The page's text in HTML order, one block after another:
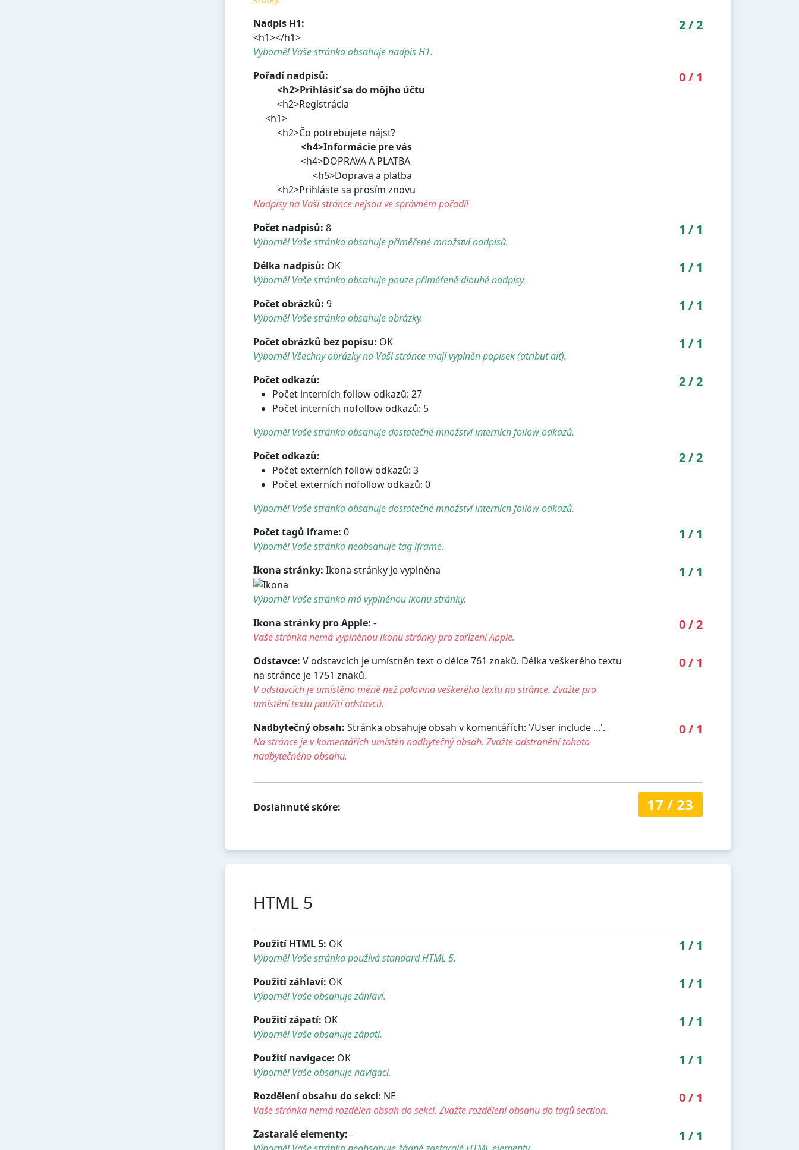
Nadpis H1:
<h1></h1>
Výborně! Vaše stránka obsahuje nadpis H1.
2/2
Pořadí nadpisů:
<h2>Prihlásiť sa do môjho účtu
<h2>Registrácia
<h1>
<h2>Čo potrebujete nájsť?
<h4>Informácie pre vás
<h4>DOPRAVA A PLATBA
<h5>Doprava a platba
<h2>Prihláste sa prosím znovu
Nadpisy na Vaši stránce nejsou ve správném pořadí!
0/ 1
Počet nadpisů: 8
Výborně! Vaše stránka obsahuje přiměřené množství nadpisů.
1 / 1
Délka nadpisů: OK
Výborně! Vaše stránka obsahuje pouze přiměřeně dlouhé nadpisy.
1 / 1
Počet obrázků: 9
Výborně! Vaše stránka obsahuje obrázky.
1 / 1
Počet obrázků bez popisu: OK
Výborně! Všechny obrázky na Vaši stránce mají vyplněn popisek (atribut alt).
1 / 1
Počet odkazů:
Počet interních follow odkazů: 27
Počet interních nofollow odkazů: 5
Výborně! Vaše stránka obsahuje dostatečné množství interních follow odkazů.
2/2
Počet odkazů:
Počet externích follow odkazů: 3
Počet externích nofollow odkazů: 0
Výborně! Vaše stránka obsahuje dostatečné množství interních follow odkazů.
2/2
Počet tagů iframe: 0
Výborně! Vaše stránka neobsahuje tag iframe.
1 / 1
Ikona stránky: Ikona stránky je vyplněna
Výborně! Vaše stránka má vyplněnou ikonu stránky.
1 / 1
Ikona stránky pro Apple: -
Vaše stránka nemá vyplněnou ikonu stránky pro zařízení Apple.
0/2
Odstavce: V odstavcích je umístněn text o délce 761 znaků. Délka veškerého textu
na stránce je 1751 znaků.
V odstavcích je umístěno méně než polovina veškerého textu na stránce. Zvažte pro
umístění textu použití odstavců.
0/ 1
Nadbytečný obsah: Stránka obsahuje obsah v komentářích: '/User include ...'.
Na stránce je v komentářích umístěn nadbytečný obsah. Zvažte odstranění tohoto
nadbytečného obsahu.
0/ 1
Dosiahnuté skóre: 17 / 23
HTML 5
Použití HTML 5: OK
Výborně! Vaše stránka používá standard HTML 5.
1 / 1
Použití záhlaví: OK
Výborně! Vaše obsahuje záhlaví.
1 / 1
Použití zápatí: OK
Výborně! Vaše obsahuje zápatí.
1 / 1
Použití navigace: OK
Výborně! Vaše obsahuje navigaci.
1 / 1
Rozdělení obsahu do sekcí: NE
Vaše stránka nemá rozdělen obsah do sekcí. Zvažte rozdělení obsahu do tagů section.
0/ 1
Zastaralé elementy: -
1 / 1